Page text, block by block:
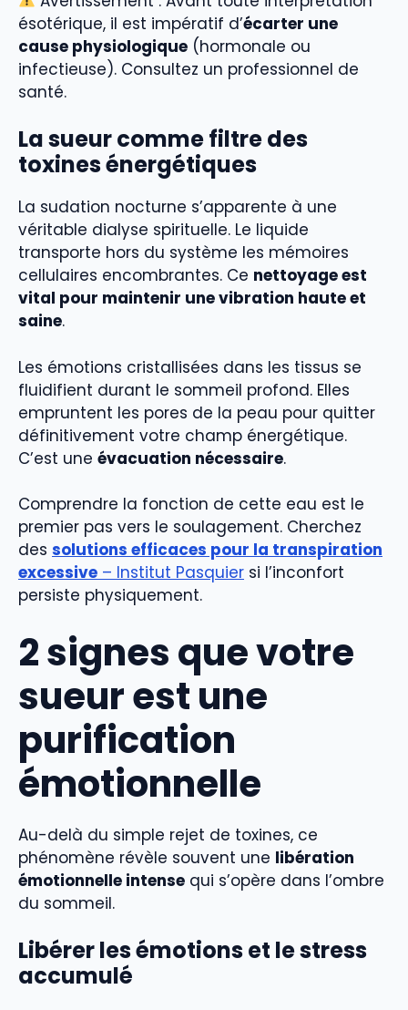
ésotérique, il est impératif d’écarter une
cause physiologique (hormonale ou
infectieuse). Consultez un professionnel de
santé.
La sueur comme filtre des
toxines énergétiques
La sudation nocturne s’apparente à une
véritable dialyse spirituelle. Le liquide
transporte hors du système les mémoires
cellulaires encombrantes. Ce nettoyage est
vital pour maintenir une vibration haute et
saine.
Les émotions cristallisées dans les tissus se
fluidifient durant le sommeil profond. Elles
empruntent les pores de la peau pour quitter
définitivement votre champ énergétique.
C’est une évacuation nécessaire.
Comprendre la fonction de cette eau est le
premier pas vers le soulagement. Cherchez
des solutions efficaces pour la transpiration
excessive – Institut Pasquier si l’inconfort
persiste physiquement.
2 signes que votre
sueur est une
purification
émotionnelle
Au-delà du simple rejet de toxines, ce
phénomène révèle souvent une libération
émotionnelle intense qui s’opère dans l’ombre
du sommeil.
Libérer les émotions et le stress
accumulé